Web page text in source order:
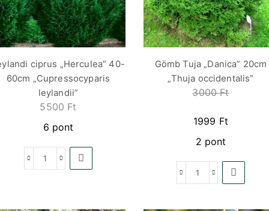
ciprus „Herculea” 40-
60cm „Cupressocyparis
leylandii”
5500 Ft
6 pont
Gömb Tuja „Danica” 20cm
„Thuja occidentalis”
3000Ft
1999 Ft
2 pont